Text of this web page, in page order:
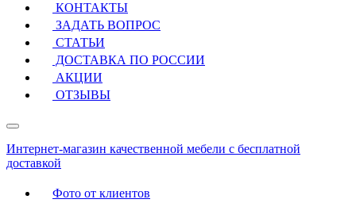
КОНТАКТЫ
ЗАДАТЬ ВОПРОС
СТАТЬИ
ДОСТАВКА ПО РОССИИ
АКЦИИ
ОТЗЫВЫ
Интернет-магазин качественной мебели с бесплатной
доставкой
Фото от клиентов